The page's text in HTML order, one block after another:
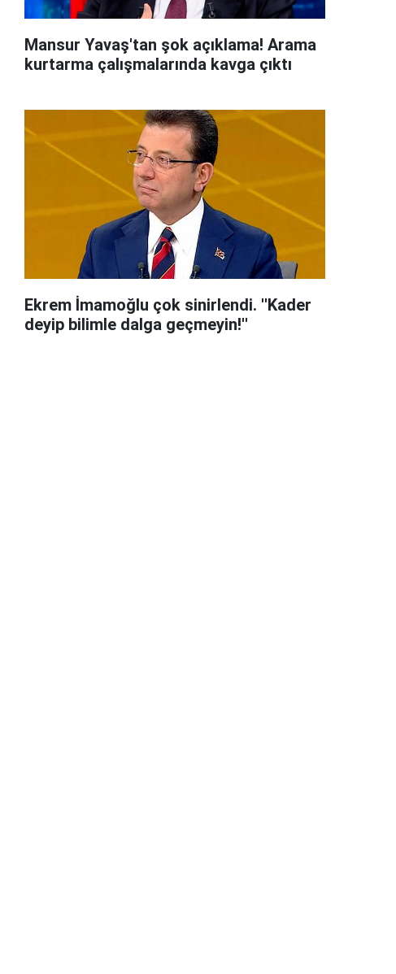
Mansur Yavaş'tan şok açıklama! Arama
kurtarma çalışmalarında kavga çıktı
Ekrem İmamoğlu çok sinirlendi. ''Kader
deyip bilimle dalga geçmeyin!''